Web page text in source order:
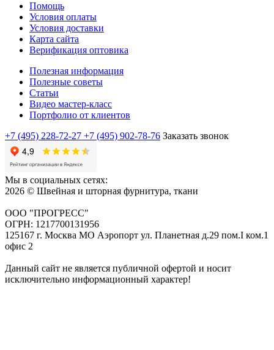
Помощь
Условия оплаты
Условия доставки
Карта сайта
Верификация оптовика
Полезная информация
Полезные советы
Статьи
Видео мастер-класс
Портфолио от клиентов
+7 (495) 228-72-27 +7 (495) 902-78-76 Заказать звонок
Мы в социальных сетях:
2026 © Швейная и шторная фурнитура, ткани
ООО "ПРОГРЕСС"
ОГРН: 1217700131956
125167 г. Москва МО Аэропорт ул. Планетная д.29 пом.I ком.1
офис 2
Данный сайт не является публичной офертой и носит
исключительно информационный характер!